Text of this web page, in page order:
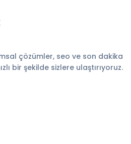
çözümler, seo ve son dakika
bir şekilde sizlere ulaştırıyoruz.